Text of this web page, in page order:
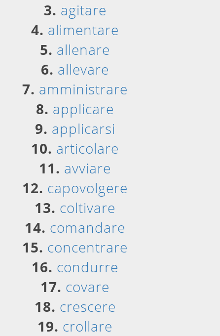
3. agitare
4. alimentare
5. allenare
6. allevare
7. amministrare
8. applicare
9. applicarsi
10. articolare
11. avviare
12. capovolgere
13. coltivare
14. comandare
15. concentrare
16. condurre
17. covare
18. crescere
19. crollare